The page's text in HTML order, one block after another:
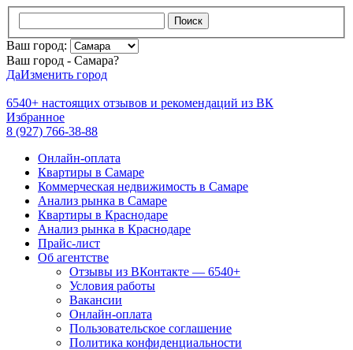
Поиск
Ваш город:
Ваш город - Самара?
ДаИзменить город
6540+ настоящих отзывов и рекомендаций из ВК
Избранное
8 (927) 766-38-88
Онлайн-оплата
Квартиры в Самаре
Коммерческая недвижимость в Самаре
Анализ рынка в Самаре
Квартиры в Краснодаре
Анализ рынка в Краснодаре
Прайс-лист
Об агентстве
Отзывы из ВКонтакте — 6540+
Условия работы
Вакансии
Онлайн-оплата
Пользовательское соглашение
Политика конфиденциальности